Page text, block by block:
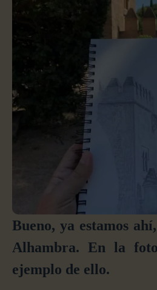
Bueno, ya estamos
Alhambra. En la
ejemplo de ello.